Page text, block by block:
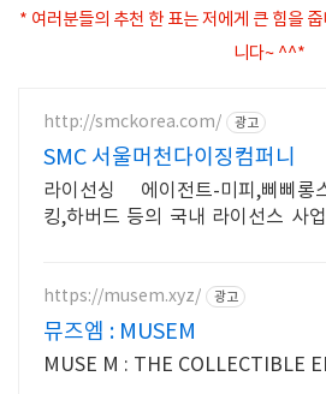
* 여러분들의 추천 한 표는 저에게 큰 힘을
니다~ ^^*
http://smckorea.com/ 광고
SMC 서울머천다이징컴퍼니
라이선싱 에이전트-미피,삐삐롱
킹,하버드 등의 국내 라이선스 사
https://musem.xyz/ 광고
뮤즈엠 : MUSEM
MUSE M : THE COLLECTIBLE